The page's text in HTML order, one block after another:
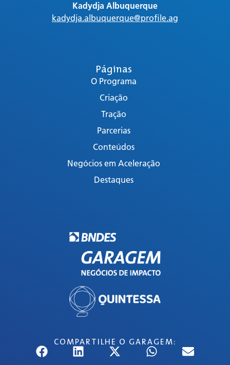
COMPARTILHE O GARAGEM:
Páginas
O Programa
Criação
Tração
Parcerias
Conteúdos
Negócios em Aceleração
Destaques
Kadydja Albuquerque
kadydja.albuquerque@profile.ag